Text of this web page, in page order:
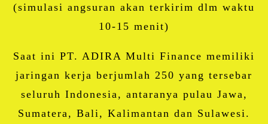
(simulasi angsuran akan terkirim dlm waktu
10-15 menit)
Saat ini PT. ADIRA Multi Finance memiliki
jaringan kerja berjumlah 250 yang tersebar
seluruh Indonesia, antaranya pulau Jawa,
Sumatera, Bali, Kalimantan dan Sulawesi.